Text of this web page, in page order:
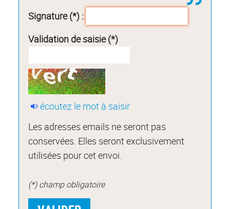
Signature (*) :
Validation de saisie (*)
écoutez le mot à saisir
Les adresses emails ne seront pas
conservées. Elles seront exclusivement
utilisées pour cet envoi.
(*) champ obligatoire